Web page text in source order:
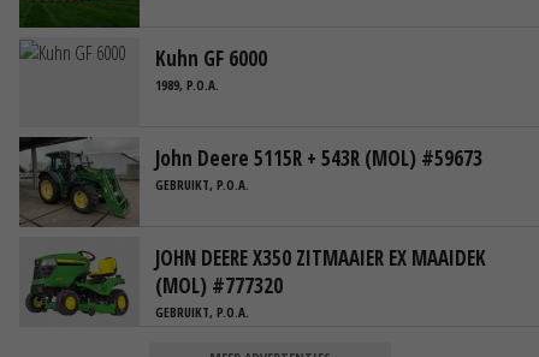
Kuhn GF 6000
1989, P.O.A.
John Deere 5115R + 543R (MOL) #59673
GEBRUIKT, P.O.A.
JOHN DEERE X350 ZITMAAIER EX MAAIDEK
(MOL) #777320
GEBRUIKT, P.O.A.